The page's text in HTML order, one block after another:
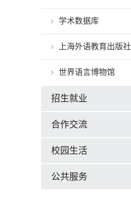
学术数据库
上海外语教育出版社
世界语言博物馆
招生就业
合作交流
校园生活
公共服务